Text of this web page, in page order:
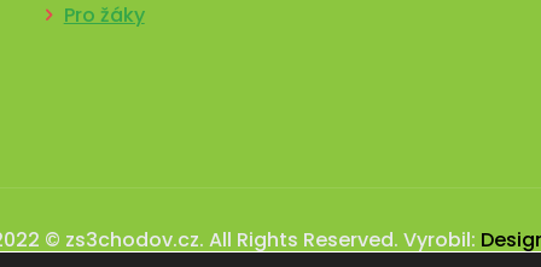
Pro žáky
© zs3chodov.cz. All Rights Reserved. Vyrobil: